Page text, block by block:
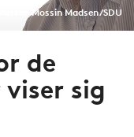
Mossin Madsen/SDU
de
sig